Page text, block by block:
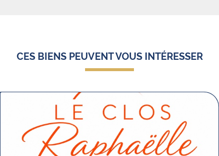
CES BIENS PEUVENT VOUS INTÉRESSER